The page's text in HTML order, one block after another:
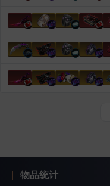
物品统计